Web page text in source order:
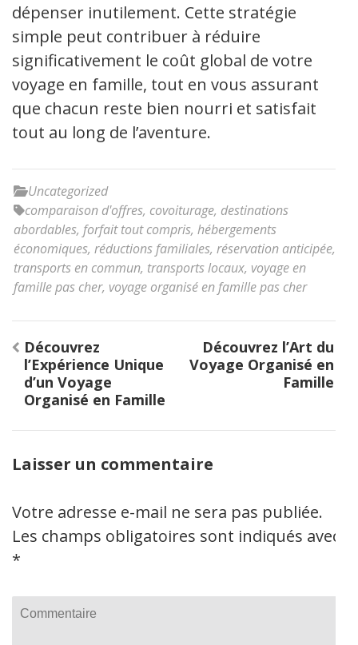
dépenser inutilement. Cette stratégie
simple peut contribuer à réduire
significativement le coût global de votre
voyage en famille, tout en vous assurant
que chacun reste bien nourri et satisfait
tout au long de l’aventure.
Uncategorized
comparaison d'offres, covoiturage, destinations
abordables, forfait tout compris, hébergements
économiques, réductions familiales, réservation anticipée,
transports en commun, transports locaux, voyage en
famille pas cher, voyage organisé en famille pas cher
Navigation
de
l’article
Découvrez
l’Expérience Unique
d’un Voyage
Organisé en Famille
Découvrez l’Art du
Voyage Organisé en
Famille
Laisser un commentaire
Votre adresse e-mail ne sera pas publiée.
Les champs obligatoires sont indiqués avec
*
Commentaire